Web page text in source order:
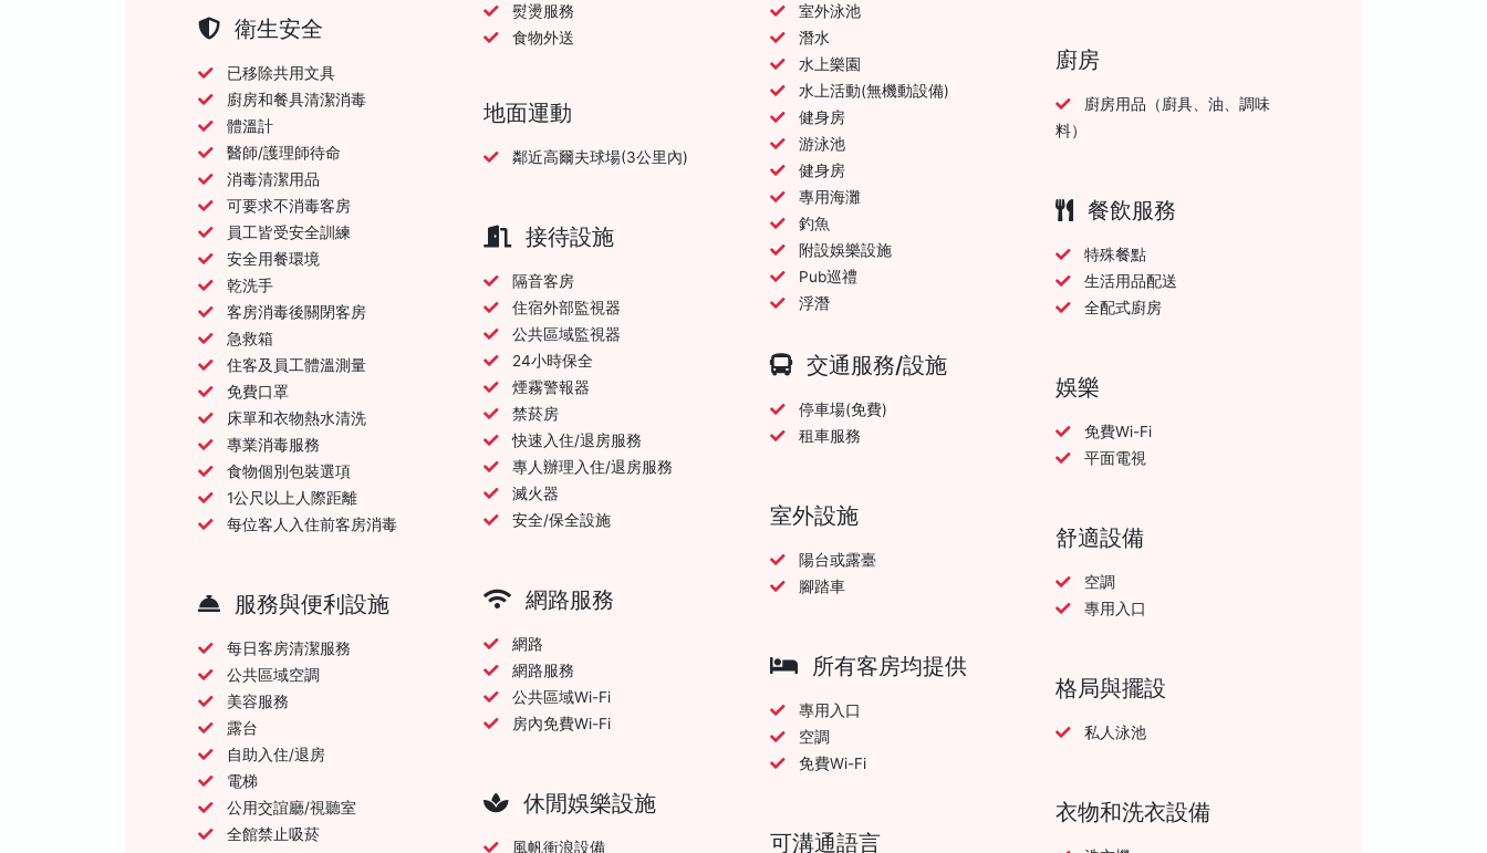
衛生安全
已移除共用文具
廚房和餐具清潔消毒
體溫計
醫師/護理師待命
消毒清潔用品
可要求不消毒客房
員工皆受安全訓練
安全用餐環境
乾洗手
客房消毒後關閉客房
急救箱
住客及員工體溫測量
免費口罩
床單和衣物熱水清洗
專業消毒服務
食物個別包裝選項
1公尺以上人際距離
每位客人入住前客房消毒
服務與便利設施
每日客房清潔服務
公共區域空調
美容服務
露台
自助入住/退房
電梯
公用交誼廳/視聽室
全館禁止吸菸
熨燙服務
食物外送
地面運動
鄰近高爾夫球場(3公里內)
接待設施
隔音客房
住宿外部監視器
公共區域監視器
24小時保全
煙霧警報器
禁菸房
快速入住/退房服務
專人辦理入住/退房服務
滅火器
安全/保全設施
網路服務
網路
網路服務
公共區域Wi-Fi
房內免費Wi-Fi
休閒娛樂設施
風帆衝浪設備
室外泳池
潛水
水上樂園
水上活動(無機動設備)
健身房
游泳池
健身房
專用海灘
釣魚
附設娛樂設施
Pub巡禮
浮潛
交通服務/設施
停車場(免費)
租車服務
室外設施
陽台或露臺
腳踏車
所有客房均提供
專用入口
空調
免費Wi-Fi
可溝通語言
廚房
料）
餐飲服務
特殊餐點
生活用品配送
全配式廚房
娛樂
免費Wi-Fi
平面電視
舒適設備
空調
專用入口
格局與擺設
私人泳池
衣物和洗衣設備